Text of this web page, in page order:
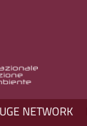
NETWORK